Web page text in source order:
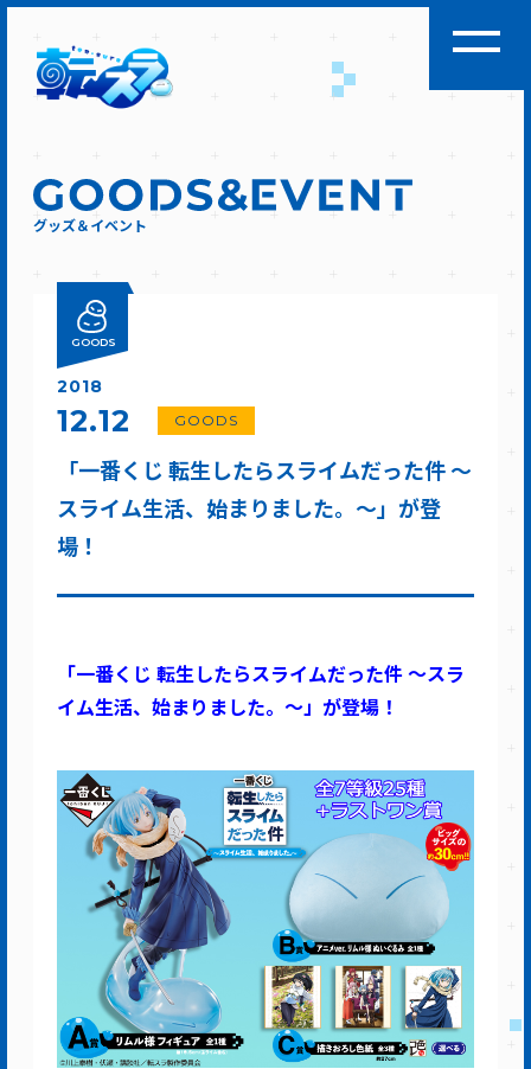
グッズ＆イベント
GOODS
「一番くじ 転生したらスライムだった件 ～
スライム生活、始まりました。～」が登
場！
GOODS
2018
12.12
「一番くじ 転生したらスライムだった件 ～スラ
イム生活、始まりました。～」が登場！